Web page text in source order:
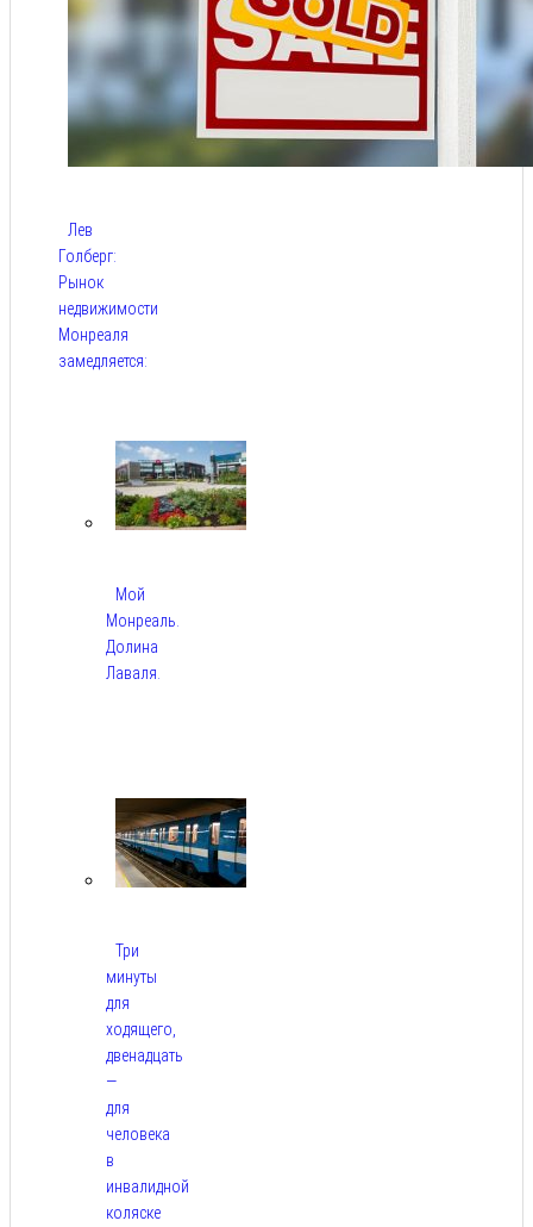
Лев
Голберг:
Рынок
недвижимости
Монреаля
замедляется:
Мой
Монреаль.
Долина
Лаваля.
Три
минуты
для
ходящего,
двенадцать
—
для
человека
в
инвалидной
коляске